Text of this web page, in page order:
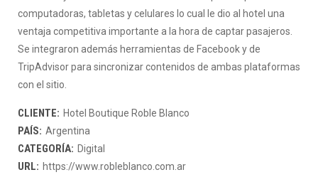
computadoras, tabletas y celulares lo cual le dio al hotel una
ventaja competitiva importante a la hora de captar pasajeros.
Se integraron además herramientas de Facebook y de
TripAdvisor para sincronizar contenidos de ambas plataformas
con el sitio.
CLIENTE: Hotel Boutique Roble Blanco
PAÍS: Argentina
CATEGORÍA: Digital
URL: https://www.robleblanco.com.ar